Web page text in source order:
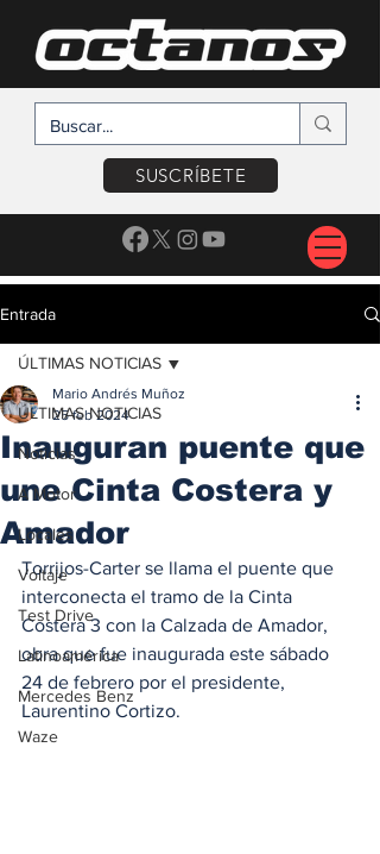
SUSCRÍBETE
Entrada
ÚLTIMAS NOTICIAS
Noticias
A Motor
Locales
Voltaje
Test Drive
Latinoamérica
Mercedes Benz
Waze
ÚLTIMAS NOTICIAS
Inauguran puente que
une Cinta Costera y
Amador
Mario Andrés Muñoz
25 feb 2024
Torrijos-Carter se llama el puente que
interconecta el tramo de la Cinta
Costera 3 con la Calzada de Amador,
obra que fue inaugurada este sábado
24 de febrero por el presidente,
Laurentino Cortizo.